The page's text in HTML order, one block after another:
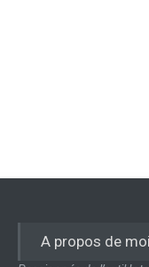
A propos de moi